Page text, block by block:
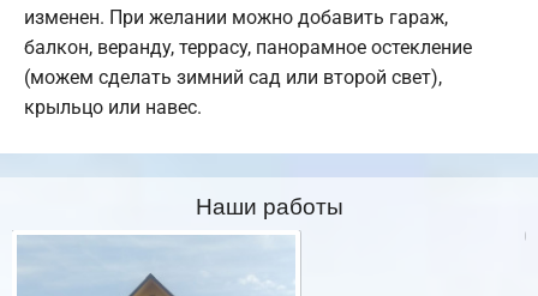
изменен. При желании можно добавить гараж,
балкон, веранду, террасу, панорамное остекление
(можем сделать зимний сад или второй свет),
крыльцо или навес.
Наши работы